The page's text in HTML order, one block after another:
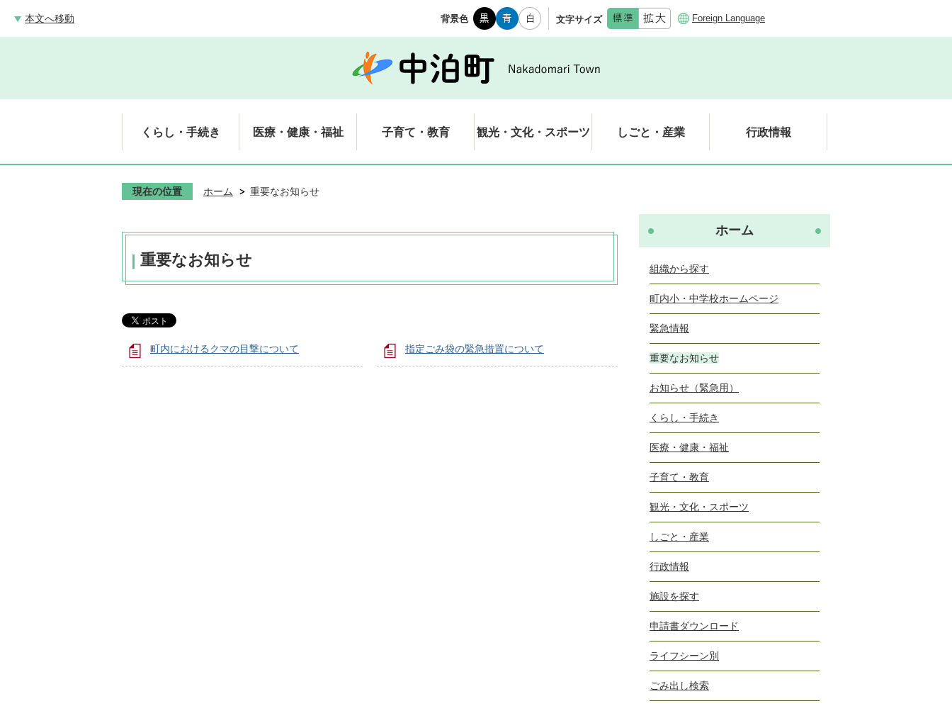
本文へ移動 背景色 文字サイズ Foreign Language
くらし・手続き 医療・健康・福祉 子育て・教育 観光・文化・スポーツ しごと・産業 行政情報
現在の位置 ホーム 重要なお知らせ
重要なお知らせ
町内におけるクマの目撃について 指定ごみ袋の緊急措置について
ホーム
組織から探す
町内小・中学校ホームページ
緊急情報
重要なお知らせ
お知らせ（緊急用）
くらし・手続き
医療・健康・福祉
子育て・教育
観光・文化・スポーツ
しごと・産業
行政情報
施設を探す
申請書ダウンロード
ライフシーン別
ごみ出し検索